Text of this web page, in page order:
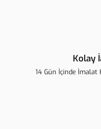
Kolay
14 Gün İçinde İmalat